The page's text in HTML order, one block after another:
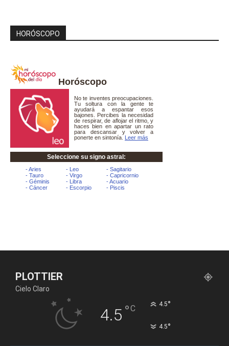
HORÓSCOPO
Horóscopo
PLOTTIER
Cielo Claro
4.5 °C 4.5°
4.5°